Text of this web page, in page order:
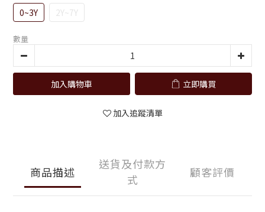
0~3Y 2Y~7Y
數量
加入購物車 立即購買
加入追蹤清單
商品描述
送貨及付款方
式
顧客評價